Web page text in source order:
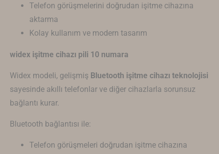
Telefon görüşmelerini doğrudan işitme cihazına
aktarma
Kolay kullanım ve modern tasarım
widex işitme cihazı pili 10 numara
Widex modeli, gelişmiş Bluetooth işitme cihazı teknolojisi
sayesinde akıllı telefonlar ve diğer cihazlarla sorunsuz
bağlantı kurar.
Bluetooth bağlantısı ile:
Telefon görüşmeleri doğrudan işitme cihazına